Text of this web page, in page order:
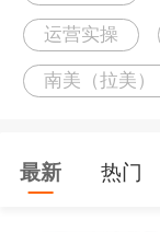
运营实操
南美（拉美）
最新 热门